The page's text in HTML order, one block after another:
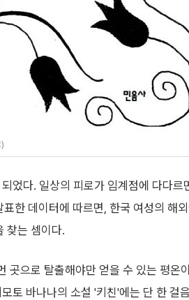
었다. 일상의 피로가 임계점에 다다
한 데이터에 따르면, 한국 여성의 해
찾는 셈이다.
곳으로 탈출해야만 얻을 수 있는 평온
토 바나나의 소설 '키친'에는 단 한 걸